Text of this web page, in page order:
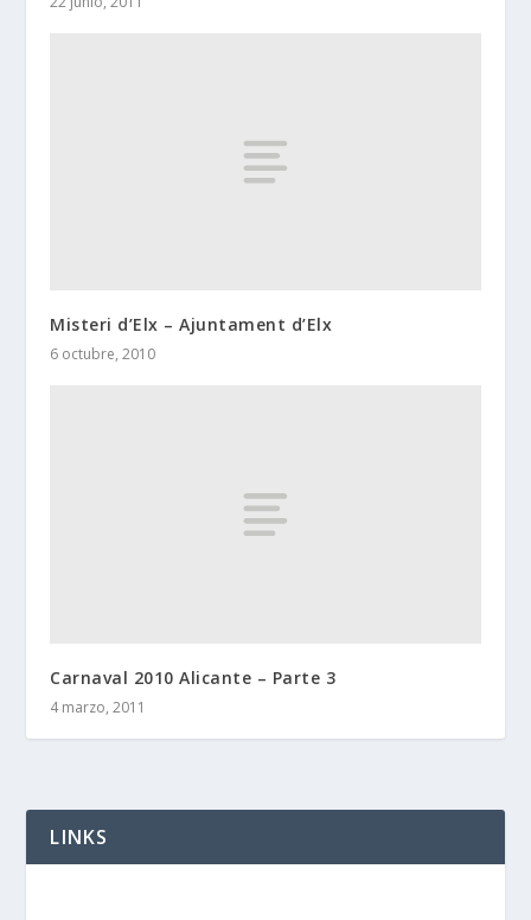
Misteri d’Elx – Ajuntament d’Elx
6 octubre, 2010
Carnaval 2010 Alicante – Parte 3
4 marzo, 2011
LINKS